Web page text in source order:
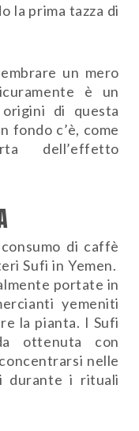
la prima tazza di
un mero
è un
di questa
fondo c’è, come
dell’effetto
di caffè
Sufi in Yemen.
portate in
yemeniti
la pianta. I Sufi
ottenuta con
nelle
durante i rituali